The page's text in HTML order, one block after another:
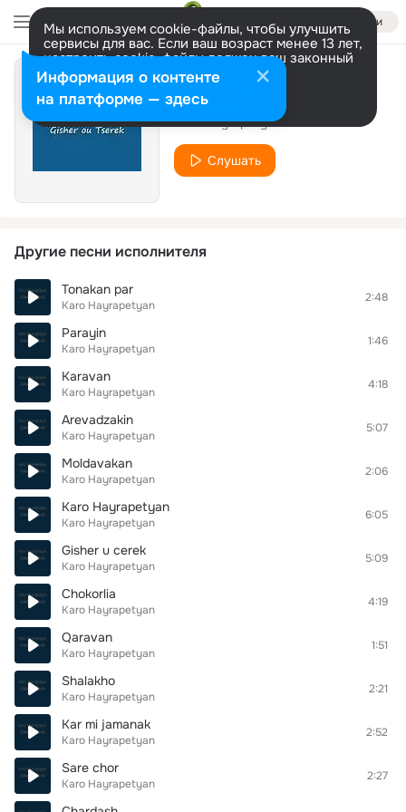
Войти
Мы используем cookie-файлы, чтобы улучшить
сервисы для вас. Если ваш возраст менее 13 лет,
настроить cookie-файлы должен ваш законный
представитель. Больше информации
Разрешить все Настроить
Draxti peri
Karo Hayrapetyan
Слушать
Другие песни исполнителя
Tonakan par
Karo Hayrapetyan
2:48
Parayin
Karo Hayrapetyan
1:46
Karavan
Karo Hayrapetyan
4:18
Arevadzakin
Karo Hayrapetyan
5:07
Moldavakan
Karo Hayrapetyan
2:06
Karo Hayrapetyan
Karo Hayrapetyan
6:05
Gisher u cerek
Karo Hayrapetyan
5:09
Chokorlia
Karo Hayrapetyan
4:19
Qaravan
Karo Hayrapetyan
1:51
Shalakho
Karo Hayrapetyan
2:21
Kar mi jamanak
Karo Hayrapetyan
2:52
Sare chor
Karo Hayrapetyan
2:27
Информация о контенте
на платформе — здесь